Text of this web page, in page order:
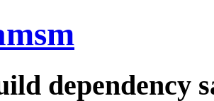
dependency